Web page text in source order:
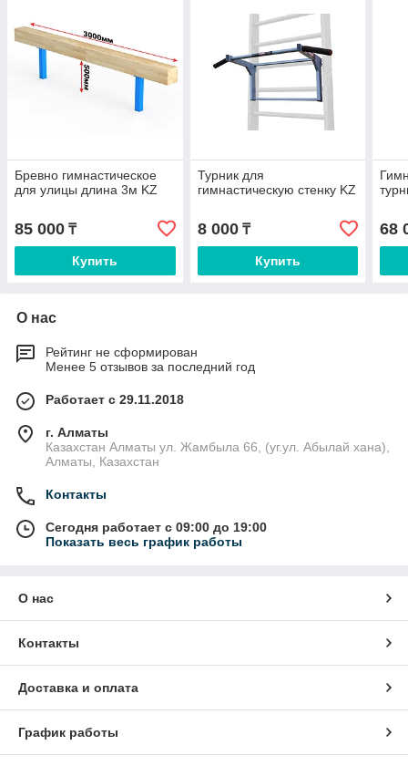
Бревно гимнастическое
для улицы длина 3м KZ
85 000 ₸
Купить
Турник для
гимнастическую стенку KZ
8 000₸
Купить
68
О нас
Рейтинг не сформирован
Менее 5 отзывов за последний год
Работает с 29.11.2018
г. Алматы
Казахстан Алматы ул. Жамбыла 66, (уг.ул. Абылай хана),
Алматы, Казахстан
Контакты
Сегодня работает с 09:00 до 19:00
Показать весь график работы
О нас
Контакты
Доставка и оплата
График работы